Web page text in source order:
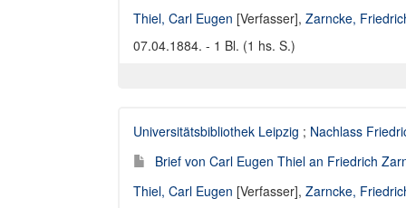
Thiel, Carl Eugen [Verfasser], Zarncke,
07.04.1884. - 1 Bl. (1 hs. S.)
Universitätsbibliothek Leipzig ; Nachlass
Brief von Carl Eugen Thiel an Friedrich
Thiel, Carl Eugen [Verfasser], Zarncke,